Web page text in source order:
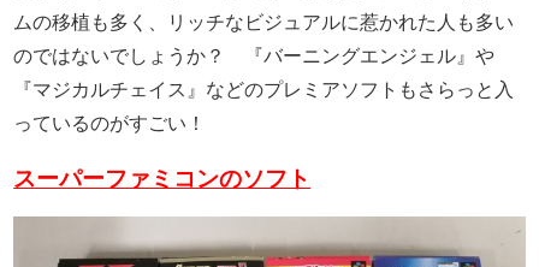
ムの移植も多く、リッチなビジュアルに惹かれた人も多い
のではないでしょうか？ 『バーニングエンジェル』や
『マジカルチェイス』などのプレミアソフトもさらっと入
っているのがすごい！
スーパーファミコンのソフト